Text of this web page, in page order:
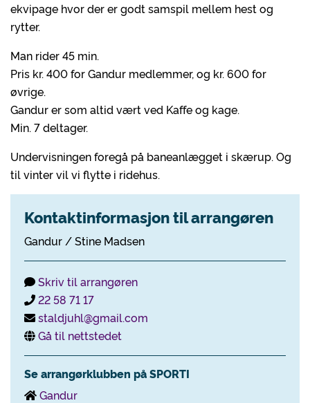
ekvipage hvor der er godt samspil mellem hest og
rytter.
Man rider 45 min.
Pris kr. 400 for Gandur medlemmer, og kr. 600 for
øvrige.
Gandur er som altid vært ved Kaffe og kage.
Min. 7 deltager.
Undervisningen foregå på baneanlægget i skærup. Og
til vinter vil vi flytte i ridehus.
Kontaktinformasjon til arrangøren
Gandur / Stine Madsen
Skriv til arrangøren
22 58 71 17
staldjuhl@gmail.com
Gå til nettstedet
Se arrangørklubben på SPORTI
Gandur